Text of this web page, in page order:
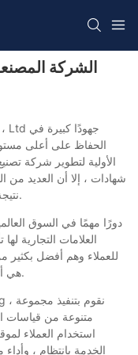
الشركة
الحفاظ على أعلى
الأولية لتطوير شركة
شهادات ، إلا أن العديد من
نتيجة للجهد ، فإنه يفي بمعايير الأداء الأكثر صرامة.
العلامات التجارية
للعملاء وهم أفضل بكثير
هي أن منتجاتنا قد جلبت هوامش ربح كبيرة للعملاء.
متنوعة من قياسات
استخدام العملاء
الخدمة بانتظام ،